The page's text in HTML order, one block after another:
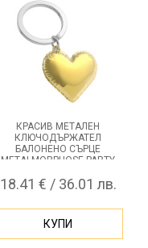
КРАСИВ МЕТАЛЕН
КЛЮЧОДЪРЖАТЕЛ
БАЛОНЕНО СЪРЦЕ
METALMORPHOSE PARTY
18.41 € / 36.01 лв.
КУПИ